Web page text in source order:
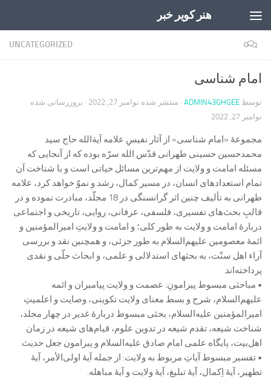
هنر کویر خبر
UNCATEGORIZED 0
امام شناسی
توسط ADMIN43GHGEE · منتشر شده نوامبر 27, 2022
· بروزرسانی شده
نوامبر 27, 2022
مجموعۀ «امام شناسی» از آثار نفیسِ علامه آیة‌الله حاج سید
محمد‌حسین حسینی طهرانی قدّس الله سرّه بوده که از آنجایی که
مسئله امامت و ولایت از مهم‌ترین مسائل حیاتی است و با شناخت آن
تمام استعدادهای انسان، در مسیر کمال، رشد و نموّ خواهد کرد، علامه
طهرانی به تألیف چنین اثر گرانسنگی در 18 مجلّد، مبادرت نموده و در
قالبِ بحث‌های تفسیری، فلسفی، عرفانی، روایی، تاریخی و اجتماعی
دربارۀ امامت و ولایت به طور کلی؛ و امامت و ولایتِ امیرالمؤمنین و
ائمۀ معصومین علیهم‌السلام به طور جزئی، و همچنین نقد و بررسی
آراء اهل سنّت، به بحثهای استدلالی و علمی، و ابحاث حلّی و نقدی
پرداخته‌اند.
• مباحثی مبسوط پیرامونِ: عصمت و ولایت پیامبران و ائمه
علیهم‌السلام، شرح و بسط معنای ولایت تکوینی، وصایت و اعلمیتِ
امیرالمؤمنین علیه‌السلام، بحثی مبسوط دربارۀ غدیر در چهار مجلد،
شناخت شیعه، تقدم شیعه در تدوین علوم، قیام‌های شیعه در زمان
اهل‌بیت، پایگاه علمی امام صادق علیه‌السلام و پیرامون جعل حدیث.
• تفسیر مبسوط آیاتِ مربوط به ولایت: از جمله آیۀ اولی‌الأمر، آیۀ
تطهیر، آیۀ اِکمال، آیۀ تبلیغ، آیۀ ولایت و آیۀ مباهله.